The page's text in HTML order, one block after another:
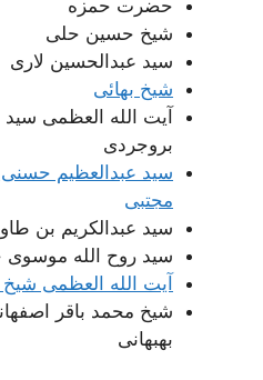
حضرت حمزه
شیخ حسین حلى
سید عبدالحسین لارى
شیخ بهائى
آیت الله العظمى
بروجردى
سید عبدالعظیم
مجتبی
سید عبدالکریم بن
سید روح الله موسوى
آیت الله العظمى شیخ
شیخ محمد باقر
بهبهانى